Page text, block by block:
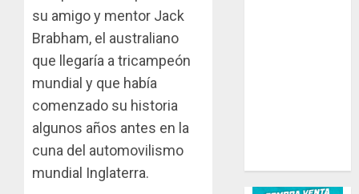
su amigo y mentor Jack
Brabham, el australiano
que llegaría a tricampeón
mundial y que había
comenzado su historia
algunos años antes en la
cuna del automovilismo
mundial Inglaterra.